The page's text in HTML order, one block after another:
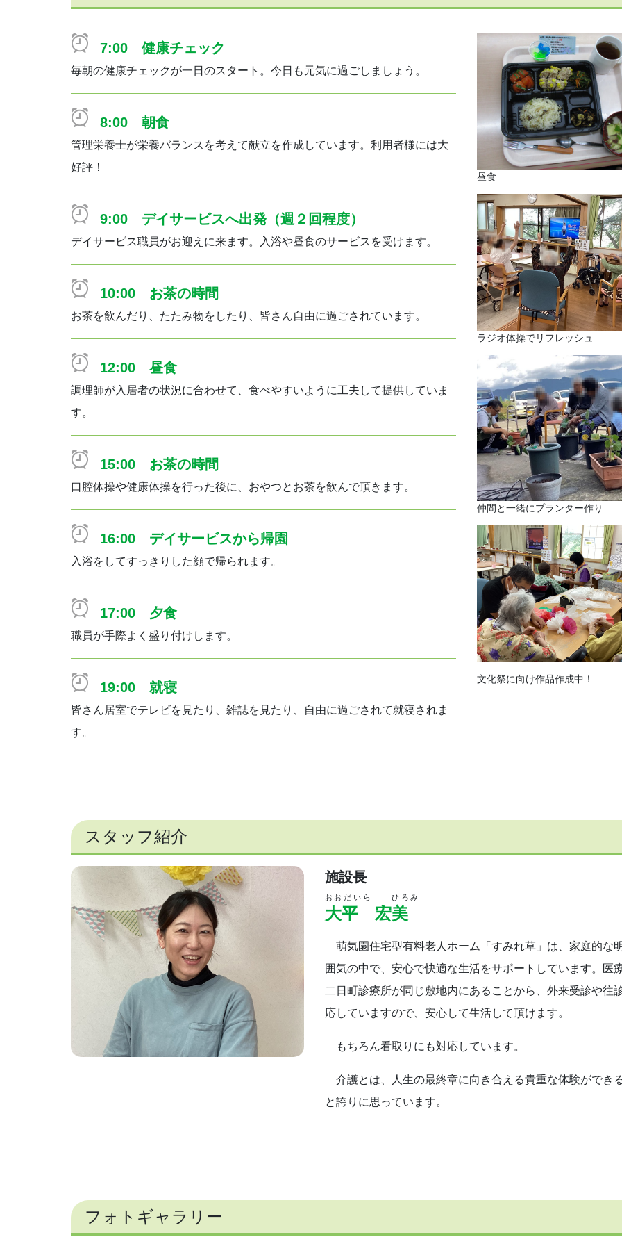
7:00 健康チェック
毎朝の健康チェックが一日のスタート。今日も元気に過ごしましょう。
8:00 朝食
管理栄養士が栄養バランスを考えて献立を作成しています。利用者様には大
好評！
9:00 デイサービスへ出発（週２回程度）
デイサービス職員がお迎えに来ます。入浴や昼食のサービスを受けます。
10:00 お茶の時間
お茶を飲んだり、たたみ物をしたり、皆さん自由に過ごされています。
12:00 昼食
調理師が入居者の状況に合わせて、食べやすいように工夫して提供していま
す。
15:00 お茶の時間
口腔体操や健康体操を行った後に、おやつとお茶を飲んで頂きます。
16:00 デイサービスから帰園
入浴をしてすっきりした顔で帰られます。
17:00 夕食
職員が手際よく盛り付けします。
19:00 就寝
皆さん居室でテレビを見たり、雑誌を見たり、自由に過ごされて就寝されま
す。
昼食
ラジオ体操でリフレッシュ
仲間と一緒にプランター作り
文化祭に向け作品作成中！
スタッフ紹介
施設長
おおだいら ひろみ
大平 宏美
萌気園住宅型有料老人ホーム「すみれ草」は、家庭的な
囲気の中で、安心で快適な生活をサポートしています。医
二日町診療所が同じ敷地内にあることから、外来受診や往
応していますので、安心して生活して頂けます。
もちろん看取りにも対応しています。
介護とは、人生の最終章に向き合える貴重な体験ができ
と誇りに思っています。
フォトギャラリー